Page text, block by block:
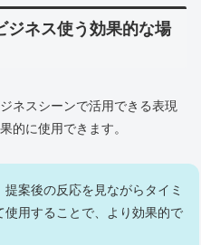
ジネス使う効果的な場
ネスシーンで活用できる表現
的に使用できます。
提案後の反応を見ながらタイミ
使用することで、より効果的で